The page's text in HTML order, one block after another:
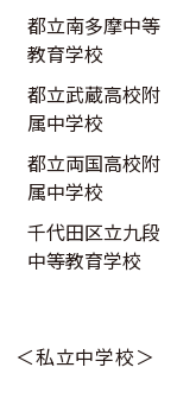
都立南多摩中等
教育学校
都立武蔵高校附
属中学校
都立両国高校附
属中学校
千代田区立九段
中等教育学校
＜私立中学校＞